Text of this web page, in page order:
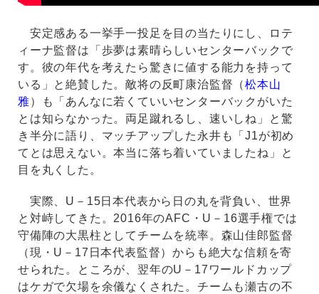
安定感ある一挙手一投足を目の当たりにし、ロテ
ィーナ監督は「歩夢は素晴らしいセンターバックで
す。彼の年代を考えたら驚きに値する能力を持って
いる」と絶賛した。敵将の反町康治監督（松本山
雅）も「あんなに若くていいセンターバックがいた
とは知らなかった。両足蹴れるし、速いしね」と驚
き半分に語り、マッチアップした永井も「J1が初め
てとは思えない。本当に落ち着いていましたね」と
目を丸くした。
実際、U－15日本代表から日の丸を背負い、世界
と対峙してきた。2016年のAFC・U－16選手権では
守備陣の大黒柱としてチームを統率。森山佳郎監督
（現・U－17日本代表監督）からも絶大な信頼を寄
せられた。ところが、翌年のU－17ワールドカップ
はケガで欠場を余儀なくされた。チームも瀬古の不